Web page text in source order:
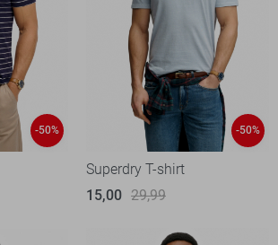
-50% -50%
Superdry T-shirt
15,00 29,99